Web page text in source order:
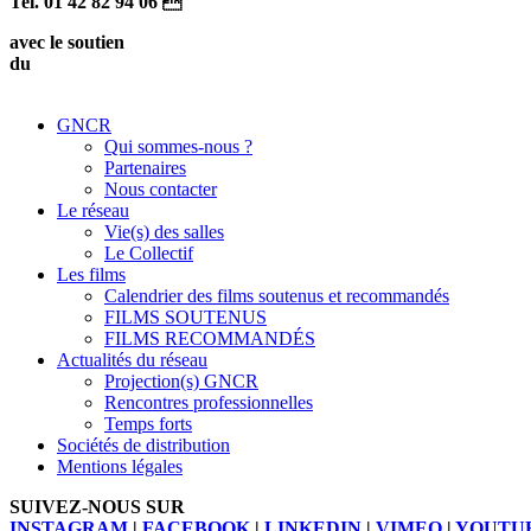
avec le soutien
du
GNCR
Qui sommes-nous ?
Partenaires
Nous contacter
Le réseau
Vie(s) des salles
Le Collectif
Les films
Calendrier des films soutenus et recommandés
FILMS SOUTENUS
FILMS RECOMMANDÉS
Actualités du réseau
Projection(s) GNCR
Rencontres professionnelles
Temps forts
Sociétés de distribution
Mentions légales
SUIVEZ-NOUS SUR